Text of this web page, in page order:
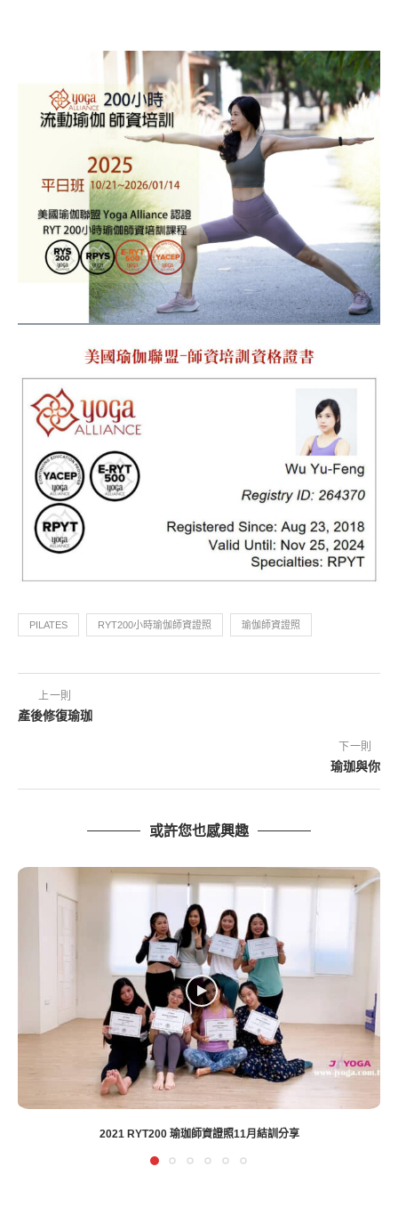
PILATES RYT200小時瑜伽師資證照 瑜伽師資證照
上一則
產後修復瑜珈
下一則
瑜珈與你
或許您也感興趣
瑜珈教學201-太陽脈呼吸